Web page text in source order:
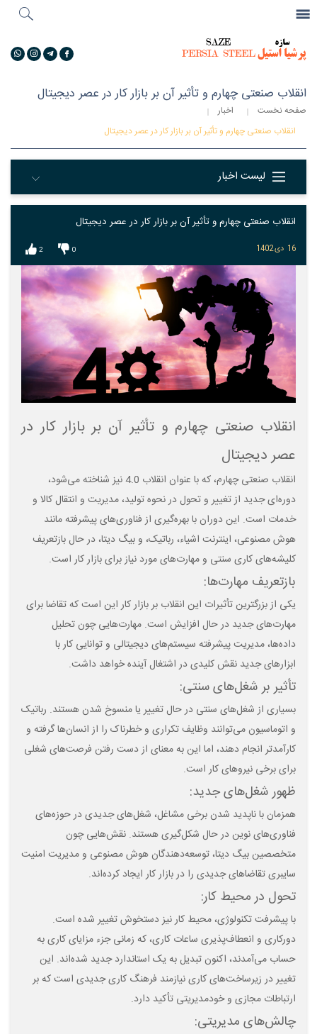
جستجو
انقلاب صنعتی چهارم و تأثیر آن بر بازار کار در عصر دیجیتال
صفحه نخست
اخبار
انقلاب صنعتی چهارم و تأثیر آن بر بازار کار در عصر دیجیتال
لیست اخبار
انقلاب صنعتی چهارم و تأثیر آن بر بازار کار در عصر دیجیتال
16 دی1402
0
2
انقلاب صنعتی چهارم و تأثیر آن بر بازار کار در
عصر دیجیتال
انقلاب صنعتی چهارم، که با عنوان انقلاب 4.0 نیز شناخته می‌شود،
دوره‌ای جدید از تغییر و تحول در نحوه تولید، مدیریت و انتقال کالا و
خدمات است. این دوران با بهره‌گیری از فناوری‌های پیشرفته مانند
هوش مصنوعی، اینترنت اشیاء، رباتیک، و بیگ دیتا، در حال بازتعریف
کلیشه‌های کاری سنتی و مهارت‌های مورد نیاز برای بازار کار است.
بازتعریف مهارت‌ها:
یکی از بزرگترین تأثیرات این انقلاب بر بازار کار این است که تقاضا برای
مهارت‌های جدید در حال افزایش است. مهارت‌هایی چون تحلیل
داده‌ها، مدیریت پیشرفته سیستم‌های دیجیتالی و توانایی کار با
ابزارهای جدید نقش کلیدی در اشتغال آینده خواهد داشت.
تأثیر بر شغل‌های سنتی:
بسیاری از شغل‌های سنتی در حال تغییر یا منسوخ شدن هستند. رباتیک
و اتوماسیون می‌توانند وظایف تکراری و خطرناک را از انسان‌ها گرفته و
کارآمدتر انجام دهند، اما این به معنای از دست رفتن فرصت‌های شغلی
برای برخی نیروهای کار است.
ظهور شغل‌های جدید:
همزمان با ناپدید شدن برخی مشاغل، شغل‌های جدیدی در حوزه‌های
فناوری‌های نوین در حال شکل‌گیری هستند. نقش‌هایی چون
متخصصین بیگ دیتا، توسعه‌دهندگان هوش مصنوعی و مدیریت امنیت
سایبری تقاضاهای جدیدی را در بازار کار ایجاد کرده‌اند.
تحول در محیط کار:
با پیشرفت تکنولوژی، محیط کار نیز دستخوش تغییر شده است.
دورکاری و انعطاف‌پذیری ساعات کاری، که زمانی جزء مزایای کاری به
حساب می‌آمدند، اکنون تبدیل به یک استاندارد جدید شده‌اند. این
تغییر در زیرساخت‌های کاری نیازمند فرهنگ کاری جدیدی است که بر
ارتباطات مجازی و خودمدیریتی تأکید دارد.
چالش‌های مدیریتی: